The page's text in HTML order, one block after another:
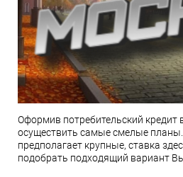
Оформив потребительский
осуществить самые смелые
предполагает крупные, ставка
подобрать подходящий вариант